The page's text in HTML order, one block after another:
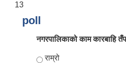
13
poll
नगरपालिकाको काम कारबाहि
Choices
राम्रो